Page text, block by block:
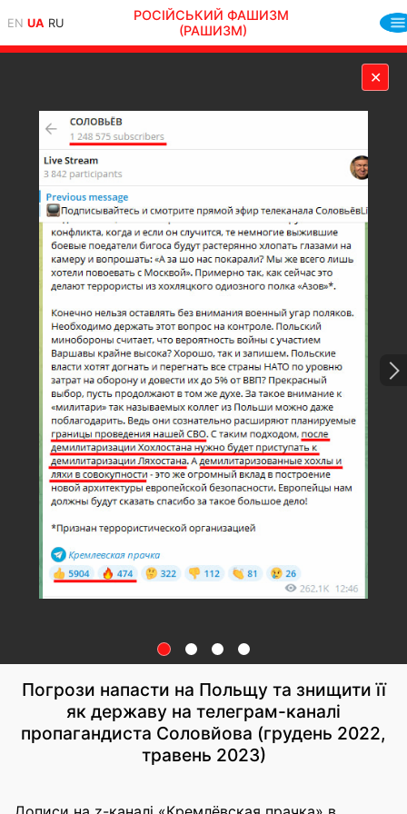
EN UA RU
РОСІЙСЬКИЙ ФАШИЗМ
(РАШИЗМ)
✕
Погрози напасти на Польщу та знищити її
як державу на телеграм-каналі
пропагандиста Соловйова (грудень 2022,
травень 2023)